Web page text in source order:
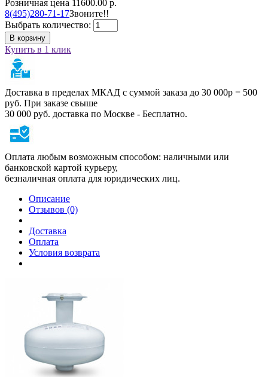
Розничная цена 11600.00 р.
8(495)280-71-17Звоните!!
Выбрать количество:
В корзину
Купить в 1 клик
Доставка в пределах МКАД с суммой заказа до 30 000р = 500
руб. При заказе свыше
30 000 руб. доставка по Москве - Бесплатно.
Оплата любым возможным способом: наличными или
банковской картой курьеру,
безналичная оплата для юридических лиц.
Описание
Отзывов (0)
Доставка
Оплата
Условия возврата